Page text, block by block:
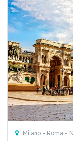
Milano - Roma -